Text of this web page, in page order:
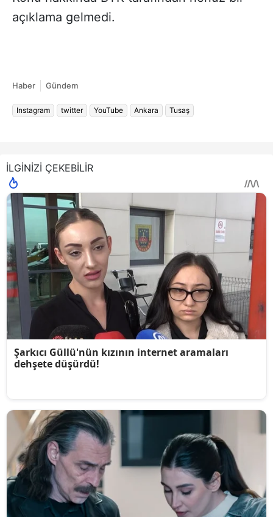
açıklama gelmedi.
Haber Gündem
Instagram twitter YouTube Ankara Tusaş
İLGİNİZİ ÇEKEBİLİR